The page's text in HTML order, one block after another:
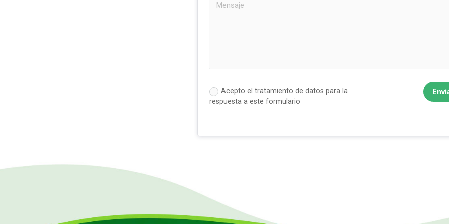
Acepto el tratamiento de datos para la
respuesta a este formulario